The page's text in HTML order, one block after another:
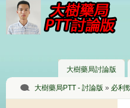
大樹藥局討論版
大樹藥局PTT - 討論版 » 必利